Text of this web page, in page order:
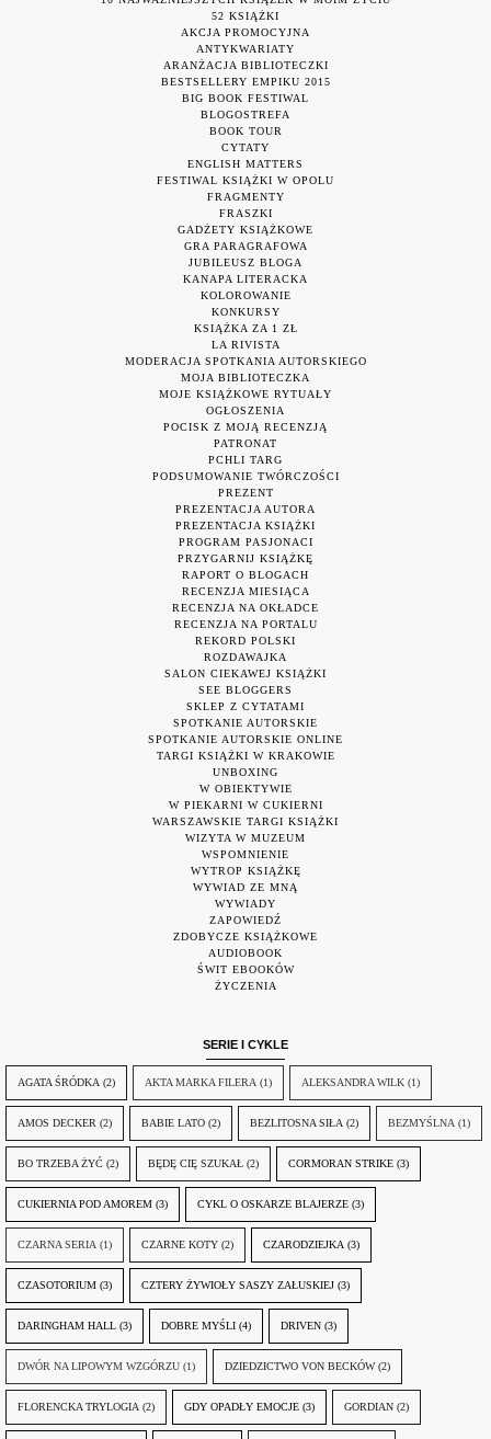
52 KSIĄŻKI
AKCJA PROMOCYJNA
ANTYKWARIATY
ARANŻACJA BIBLIOTECZKI
BESTSELLERY EMPIKU 2015
BIG BOOK FESTIWAL
BLOGOSTREFA
BOOK TOUR
CYTATY
ENGLISH MATTERS
FESTIWAL KSIĄŻKI W OPOLU
FRAGMENTY
FRASZKI
GADŻETY KSIĄŻKOWE
GRA PARAGRAFOWA
JUBILEUSZ BLOGA
KANAPA LITERACKA
KOLOROWANIE
KONKURSY
KSIĄŻKA ZA 1 ZŁ
LA RIVISTA
MODERACJA SPOTKANIA AUTORSKIEGO
MOJA BIBLIOTECZKA
MOJE KSIĄŻKOWE RYTUAŁY
OGŁOSZENIA
POCISK Z MOJĄ RECENZJĄ
PATRONAT
PCHLI TARG
PODSUMOWANIE TWÓRCZOŚCI
PREZENT
PREZENTACJA AUTORA
PREZENTACJA KSIĄŻKI
PROGRAM PASJONACI
PRZYGARNIJ KSIĄŻKĘ
RAPORT O BLOGACH
RECENZJA MIESIĄCA
RECENZJA NA OKŁADCE
RECENZJA NA PORTALU
REKORD POLSKI
ROZDAWAJKA
SALON CIEKAWEJ KSIĄŻKI
SEE BLOGGERS
SKLEP Z CYTATAMI
SPOTKANIE AUTORSKIE
SPOTKANIE AUTORSKIE ONLINE
TARGI KSIĄŻKI W KRAKOWIE
UNBOXING
W OBIEKTYWIE
W PIEKARNI W CUKIERNI
WARSZAWSKIE TARGI KSIĄŻKI
WIZYTA W MUZEUM
WSPOMNIENIE
WYTROP KSIĄŻKĘ
WYWIAD ZE MNĄ
WYWIADY
ZAPOWIEDŹ
ZDOBYCZE KSIĄŻKOWE
AUDIOBOOK
ŚWIT EBOOKÓW
ŻYCZENIA
SERIE I CYKLE
AGATA ŚRÓDKA (2) AKTA MARKA FILERA (1) ALEKSANDRA WILK (1)
AMOS DECKER (2) BABIE LATO (2) BEZLITOSNA SIŁA (2) BEZMYŚLNA (1)
BO TRZEBA ŻYĆ (2) BĘDĘ CIĘ SZUKAŁ (2) CORMORAN STRIKE (3)
CUKIERNIA POD AMOREM (3) CYKL O OSKARZE BLAJERZE (3)
CZARNA SERIA (1) CZARNE KOTY (2) CZARODZIEJKA (3)
CZASOTORIUM (3) CZTERY ŻYWIOŁY SASZY ZAŁUSKIEJ (3)
DARINGHAM HALL (3) DOBRE MYŚLI (4) DRIVEN (3)
DWÓR NA LIPOWYM WZGÓRZU (1) DZIEDZICTWO VON BECKÓW (2)
FLORENCKA TRYLOGIA (2) GDY OPADŁY EMOCJE (3) GORDIAN (2)